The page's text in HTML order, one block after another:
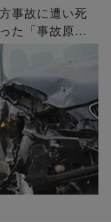
事故に遭い死
た「事故原